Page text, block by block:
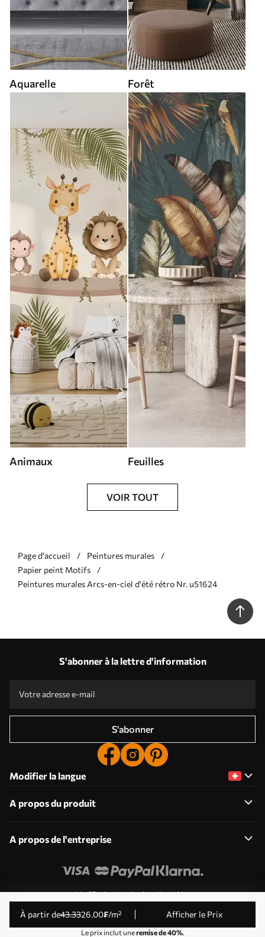
à partir de43.3326.00₣/m² Afficher le Prix
Le prix inclut uneremise de 40%.
Aquarelle Forêt
Animaux Feuilles
VOIR TOUT
Page d'accueil
Peintures murales
Papier peint Motifs
Peintures murales Arcs-en-ciel d'été rétro Nr. u51624
S'abonner à la lettre d'information
S'abonner
Modifier la langue
A propos du produit
A propos de l'entreprise
Modifier les autorisations de cookies
© 2011-2026 Uwalls . Tous droits réservés. Exploité par
KLW Sp. z o.o. Numéro de TVA : PL9223057591.